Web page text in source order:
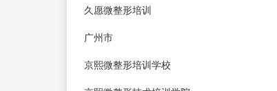
久愿微整形培训
广州市
京熙微整形培训学校